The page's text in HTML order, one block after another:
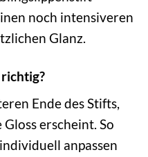
noch intensiveren
Glanz.
Ende des Stifts,
erscheint. So
anpassen